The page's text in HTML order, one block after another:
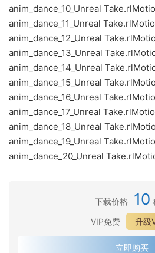
anim_dance_10_Unreal
anim_dance_11_Unreal
anim_dance_12_Unreal
anim_dance_13_Unreal
anim_dance_14_Unreal
anim_dance_15_Unreal
anim_dance_16_Unreal
anim_dance_17_Unreal
anim_dance_18_Unreal
anim_dance_19_Unreal
anim_dance_20_Unreal
下载价格 10
VIP免费
升级
立即购买